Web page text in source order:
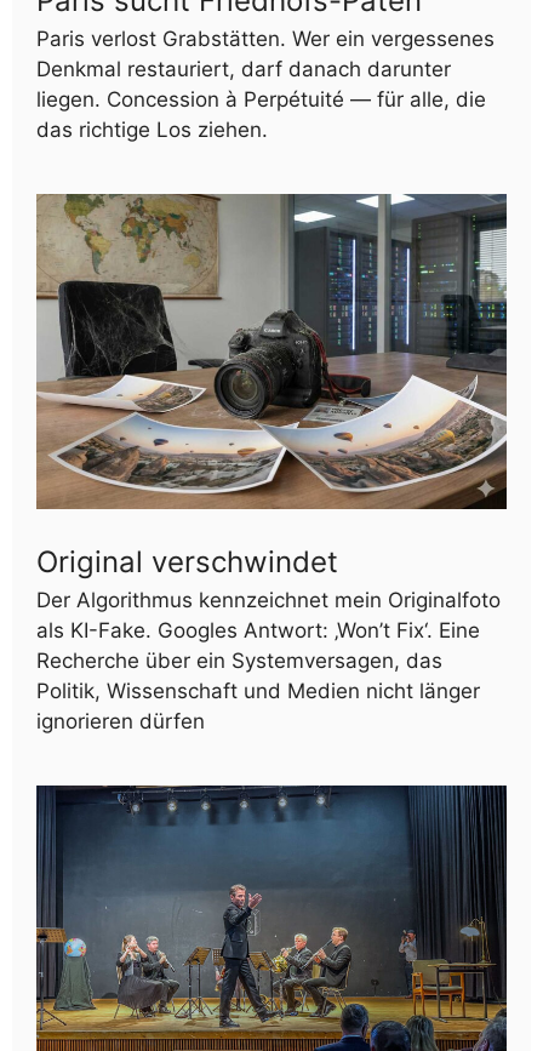
Paris verlost Grabstätten. Wer ein vergessenes
Denkmal restauriert, darf danach darunter
liegen. Concession à Perpétuité — für alle, die
das richtige Los ziehen.
Original verschwindet
Der Algorithmus kennzeichnet mein Originalfoto
als KI-Fake. Googles Antwort: ‚Won’t Fix‘. Eine
Recherche über ein Systemversagen, das
Politik, Wissenschaft und Medien nicht länger
ignorieren dürfen